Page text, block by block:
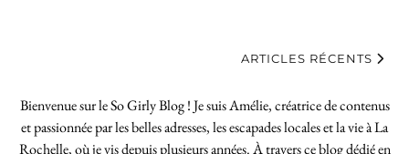
ARTICLES RÉCENTS
Bienvenue sur le So Girly Blog ! Je suis Amélie, créatrice de contenus
et passionnée par les belles adresses, les escapades locales et la vie à La
Rochelle, où je vis depuis plusieurs années. À travers ce blog dédié en